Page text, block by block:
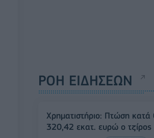
ΡΟΗ ΕΙΔΗΣΕΩΝ
Χρηματιστήριο: Πτώση
320,42 εκατ. ευρώ ο τζίρος